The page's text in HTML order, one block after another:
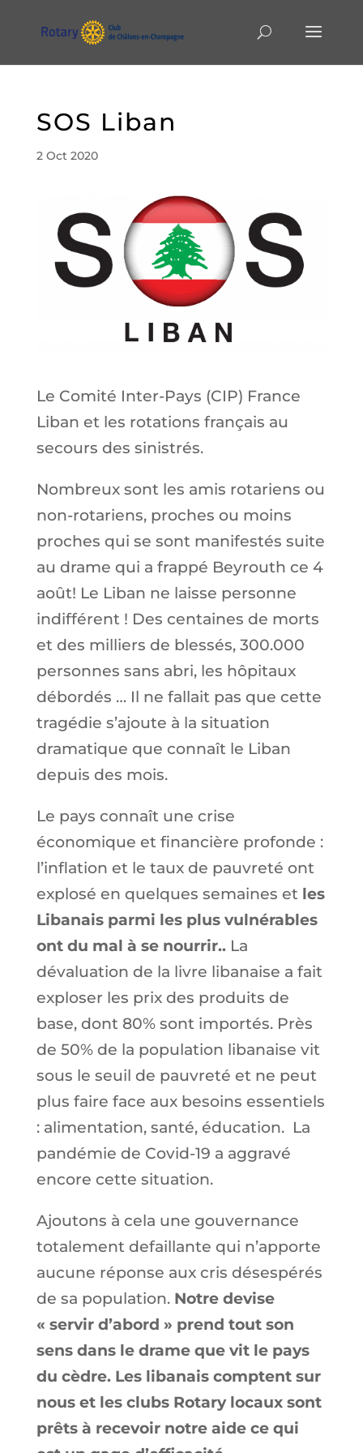
SOS Liban
2 Oct 2020
Le Comité Inter-Pays (CIP) France
Liban et les rotations français au
secours des sinistrés.
Nombreux sont les amis rotariens ou
non-rotariens, proches ou moins
proches qui se sont manifestés suite
au drame qui a frappé Beyrouth ce 4
août! Le Liban ne laisse personne
indifférent ! Des centaines de morts
et des milliers de blessés, 300.000
personnes sans abri, les hôpitaux
débordés … Il ne fallait pas que cette
tragédie s’ajoute à la situation
dramatique que connaît le Liban
depuis des mois.
Le pays connaît une crise
économique et financière profonde :
l’inflation et le taux de pauvreté ont
explosé en quelques semaines et les
Libanais parmi les plus vulnérables
ont du mal à se nourrir.. La
dévaluation de la livre libanaise a fait
exploser les prix des produits de
base, dont 80% sont importés. Près
de 50% de la population libanaise vit
sous le seuil de pauvreté et ne peut
plus faire face aux besoins essentiels
: alimentation, santé, éducation. La
pandémie de Covid-19 a aggravé
encore cette situation.
Ajoutons à cela une gouvernance
totalement defaillante qui n’apporte
aucune réponse aux cris désespérés
de sa population. Notre devise
« servir d’abord » prend tout son
sens dans le drame que vit le pays
du cèdre. Les libanais comptent sur
nous et les clubs Rotary locaux sont
prêts à recevoir notre aide ce qui